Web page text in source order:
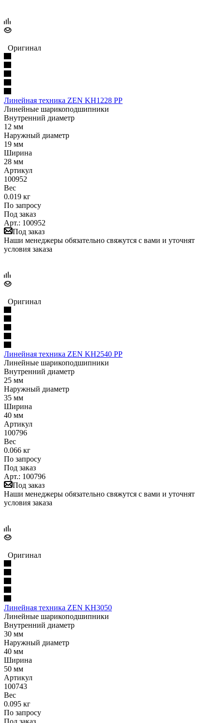
Оригинал
Линейная техника ZEN KH1228 PP
Линейные шарикоподшипники
Внутренний диаметр
12 мм
Наружный диаметр
19 мм
Ширина
28 мм
Артикул
100952
Вес
0.019 кг
По запросу
Под заказ
Арт.: 100952
Под заказ
Наши менеджеры обязательно свяжутся с вами и уточнят
условия заказа
Оригинал
Линейная техника ZEN KH2540 PP
Линейные шарикоподшипники
Внутренний диаметр
25 мм
Наружный диаметр
35 мм
Ширина
40 мм
Артикул
100796
Вес
0.066 кг
По запросу
Под заказ
Арт.: 100796
Под заказ
Наши менеджеры обязательно свяжутся с вами и уточнят
условия заказа
Оригинал
Линейная техника ZEN KH3050
Линейные шарикоподшипники
Внутренний диаметр
30 мм
Наружный диаметр
40 мм
Ширина
50 мм
Артикул
100743
Вес
0.095 кг
По запросу
Под заказ